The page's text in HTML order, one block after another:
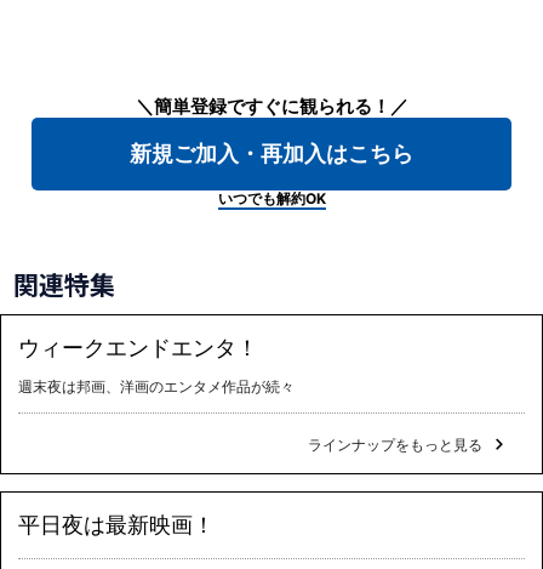
＼簡単登録ですぐに観られる！／
新規ご加入・再加入はこちら
いつでも解約OK
関連特集
ウィークエンドエンタ！
週末夜は邦画、洋画のエンタメ作品が続々
ラインナップをもっと見る
平日夜は最新映画！